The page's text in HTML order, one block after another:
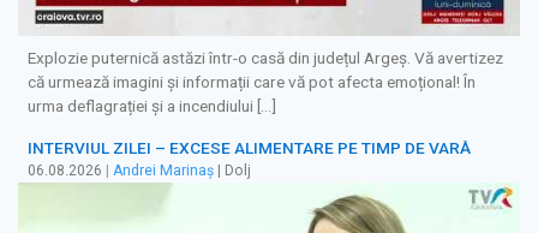
Explozie puternică astăzi într-o casă din județul Argeș. Vă avertizez
că urmează imagini și informații care vă pot afecta emoțional! În
urma deflagrației și a incendiului […]
INTERVIUL ZILEI – EXCESE ALIMENTARE PE TIMP DE VARĂ
06.08.2026 | Andrei Marinaș | Dolj